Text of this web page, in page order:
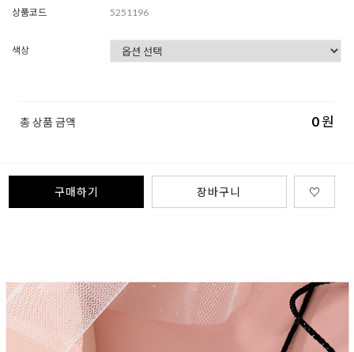
상품코드
5251196
색상
총 상품 금액 0원
구매하기 장바구니 ♡